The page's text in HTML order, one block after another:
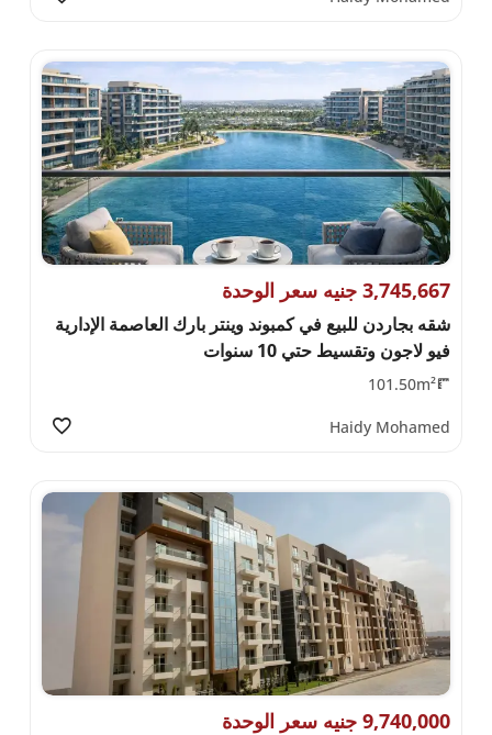
3,745,667 جنيه سعر الوحدة
شقه بجاردن للبيع في كمبوند وينتر بارك العاصمة الإدارية
فيو لاجون وتقسيط حتي 10 سنوات
101.50m²
Haidy Mohamed
9,740,000 جنيه سعر الوحدة